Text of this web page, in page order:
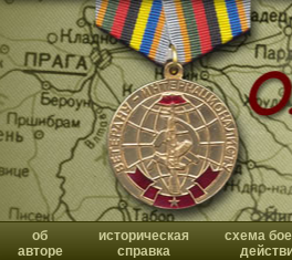
об
авторе
историческая
справка
схема